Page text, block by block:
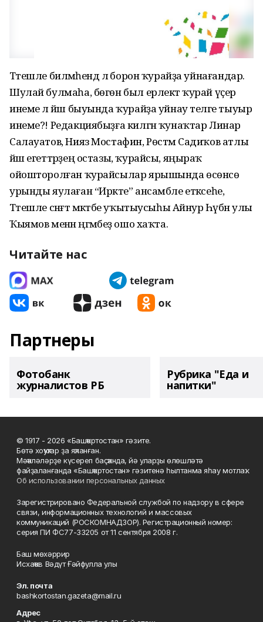
Тәтешле биләмәһендә лә борон ҡурайҙа уйнағандар.
Шулай булмаһа, бөгөн был ерлектә ҡурай үҫер
инеме лә йәш быуында ҡурайҙа уйнау теләге тыуыр
инеме?! Редакциябыҙға килгән ҡунаҡтар Линар
Салауатов, Нияз Мостафин, Рөстәм Садиҡов атлы
йәш егеттәрҙең остазы, ҡурайсы, яңыраҡ
ойошторолған ҡурайсылар ярышында өсөнсө
урынды яулаған “Ирәкте” ансамбле етәксеһе,
Тәтешле сәнғәт мәктәбе уҡытыусыһы Айнур Һәүбән улы
Ҡыямов менән әңгәмәбеҙ ошо хаҡта.
Читайте нас
Партнеры
Фотобанк
журналистов РБ
Рубрика "Еда и
напитки"
© 1917 - 2026 «Башҡортостан» гәзите.
Бөтә хоҡуҡтар ҙа яҡланған.
Мәҡәләләрҙе күсереп баҫҡанда, йә уларҙы өлөшләтә
файҙаланғанда «Башҡортостан» гәзитенә һылтанма яһау мотлаҡ.
Об использовании персональных данных
Зарегистрировано Федеральной службой по надзору в сфере
связи, информационных технологий и массовых
коммуникаций (РОСКОМНАДЗОР). Регистрационный номер:
серия ПИ ФС77-33205 от 11 сентября 2008 г.
Баш мөхәррир
Исхаҡов Вәдүт Ғәйфулла улы
Эл. почта
bashkortostan.gazeta@mail.ru
Адрес